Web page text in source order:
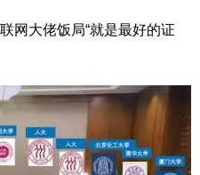
网大佬饭局“就是最好的证